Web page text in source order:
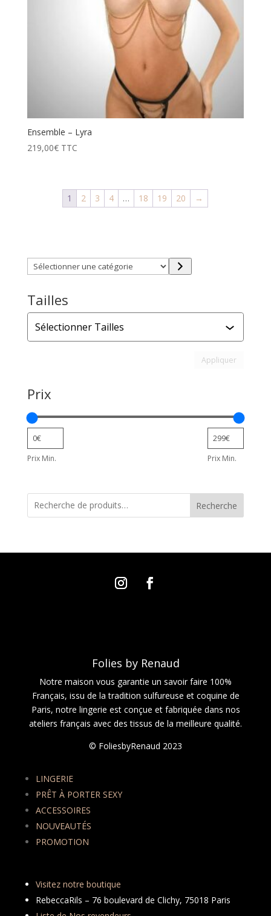
Ensemble – Lyra
219,00€ TTC
1 2 3 4 … 18 19 20
→
Sélectionner
une
Tailles
Appliquer
Prix
Prix Min. Prix Min.
Recherche
Folies by Renaud
Notre maison vous garantie un savoir faire 100%
Français, issu de la tradition sulfureuse et coquine de
Paris, notre lingerie est conçue et fabriquée dans nos
ateliers français avec des tissus de la meilleure qualité.
© FoliesbyRenaud 2023
LINGERIE
PRÊT À PORTER SEXY
ACCESSOIRES
NOUVEAUTÉS
PROMOTION
Visitez notre boutique
RebeccaRils – 76 boulevard de Clichy, 75018 Paris